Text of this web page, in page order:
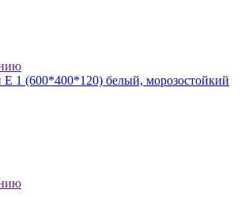
1 (600*400*120) белый, морозостойкий